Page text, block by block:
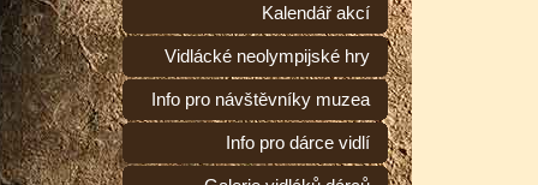
Kalendář akcí
Vidlácké neolympijské hry
Info pro návštěvníky muzea
Info pro dárce vidlí